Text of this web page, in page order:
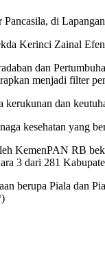
di
Kerinci Zainal
dan
menjadi filter
dan
kesehatan yang
RB
3 dari 281
berupa Piala dan